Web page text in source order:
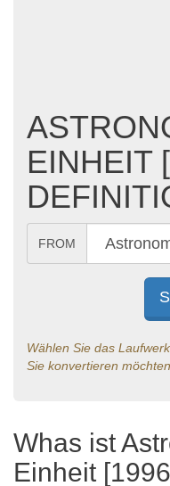
EINHEIT
FROM
Wählen Sie das
Sie konvertieren
Whas ist
Einheit